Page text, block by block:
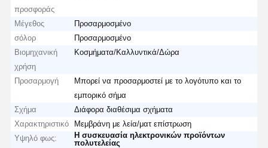
προσφοράς
Μέγεθος
Προσαρμοσμένο
σόλορ
Προσαρμοσμένο
Βιομηχανική
χρήση
Κοσμήματα/Καλλυντικά/Δώρα
Προσαρμογή
Μπορεί να προσαρμοστεί με το λογότυπο και το
εμπορικό σήμα
Σχήμα
Διάφορα διαθέσιμα σχήματα
Χαρακτηριστικό
Μεμβράνη με λεία/ματ επίστρωση
Υψηλό φως:
Η συσκευασία ηλεκτρονικών προϊόντων
πολυτελείας